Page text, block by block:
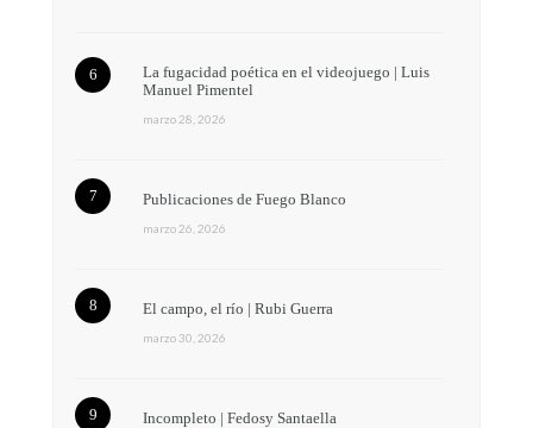
La fugacidad poética en el videojuego | Luis
Manuel Pimentel
marzo 28, 2026
Publicaciones de Fuego Blanco
marzo 26, 2026
El campo, el río | Rubi Guerra
marzo 30, 2026
Incompleto | Fedosy Santaella